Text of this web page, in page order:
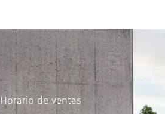
Horario de ventas